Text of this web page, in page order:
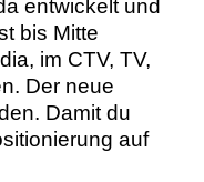
entwickelt und
bis Mitte
im CTV, TV,
Der neue
Damit du
auf